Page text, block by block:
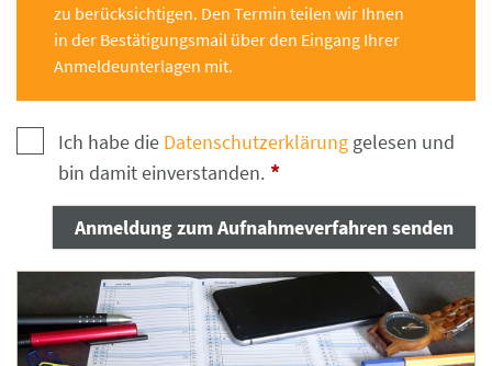
zu berücksichtigen. Den Termin teilen wir Ihnen
in der Bestätigungsmail über den Eingang Ihrer
Anmeldeunterlagen mit.
Ich habe die Datenschutzerklärung gelesen und
bin damit einverstanden. *